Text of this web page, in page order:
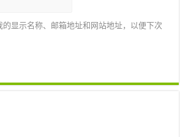
显示名称、邮箱地址和网站地址，以便下次